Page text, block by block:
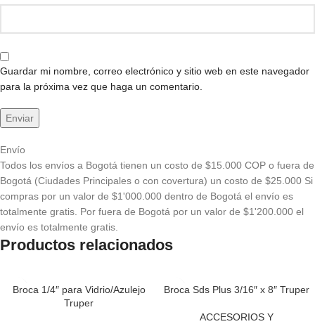
Guardar mi nombre, correo electrónico y sitio web en este navegador
para la próxima vez que haga un comentario.
Envío
Todos los envíos a Bogotá tienen un costo de $15.000 COP o fuera de
Bogotá (Ciudades Principales o con covertura) un costo de $25.000 Si
compras por un valor de $1'000.000 dentro de Bogotá el envío es
totalmente gratis. Por fuera de Bogotá por un valor de $1'200.000 el
envío es totalmente gratis.
Productos relacionados
Broca 1/4″ para Vidrio/Azulejo
Truper
Broca Sds Plus 3/16″ x 8″ Truper
ACCESORIOS Y